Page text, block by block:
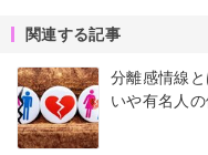
関連する記事
分離感情線
いや有名人